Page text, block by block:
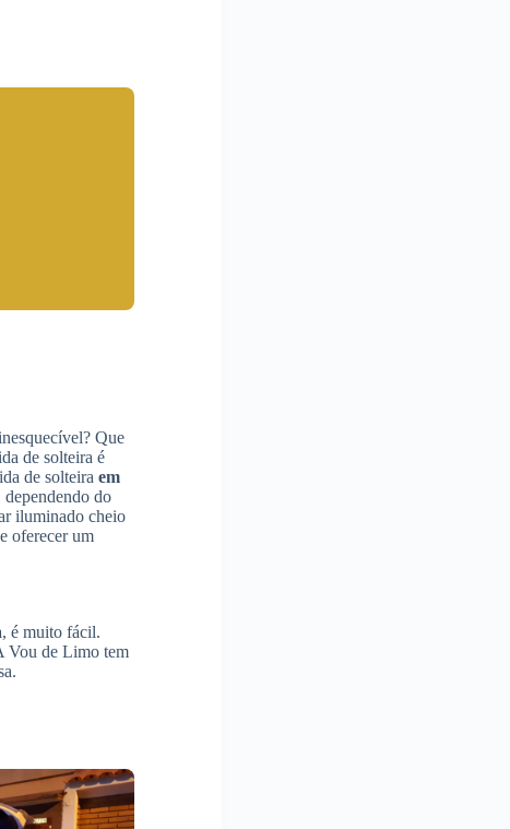
Que
de solteira é
de solteira em
dependendo do
iluminado cheio
oferecer um
, é muito fácil.
Vou de Limo tem